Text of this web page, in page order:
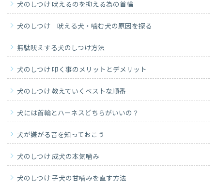
犬のしつけ 吠えるのを抑える為の首輪
犬のしつけ 吠える犬・噛む犬の原因を探る
無駄吠えする犬のしつけ方法
犬のしつけ 叩く事のメリットとデメリット
犬のしつけ 教えていくベストな順番
犬には首輪とハーネスどちらがいいの？
犬が嫌がる音を知っておこう
犬のしつけ 成犬の本気噛み
犬のしつけ 子犬の甘噛みを直す方法